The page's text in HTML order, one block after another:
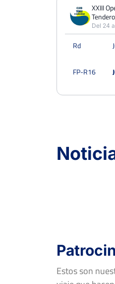
XXIII
Del 24
Rd
FP-R16
Estos son